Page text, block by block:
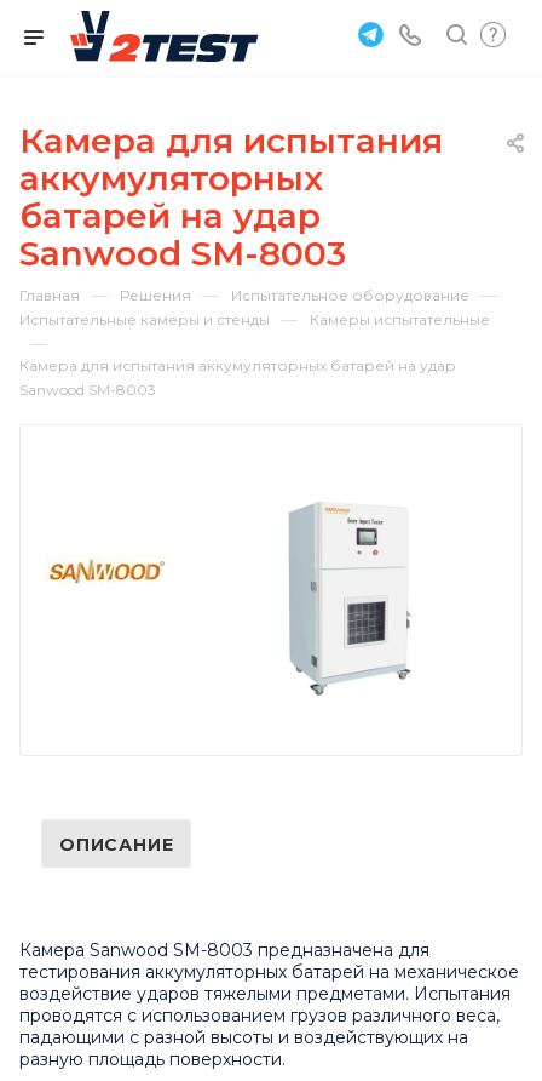
Камера для испытания
аккумуляторных
батарей на удар
Sanwood SM-8003
Главная — Решения — Испытательное оборудование —
Испытательные камеры и стенды — Камеры испытательные
—
Камера для испытания аккумуляторных батарей на удар
Sanwood SM-8003
ОПИСАНИЕ
Камера Sanwood SM-8003 предназначена для
тестирования аккумуляторных батарей на механическое
воздействие ударов тяжелыми предметами. Испытания
проводятся с использованием грузов различного веса,
падающими с разной высоты и воздействующих на
разную площадь поверхности.